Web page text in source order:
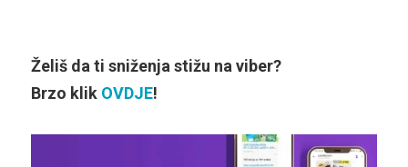
Želiš da ti sniženja stižu na viber?
Brzo klik OVDJE!